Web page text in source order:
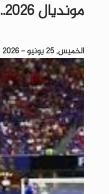
مونديال 2026.. المغرب يحبط مفاجآت هايتي برباعية مثيرة
الخميس, 25 يونيو - 2026